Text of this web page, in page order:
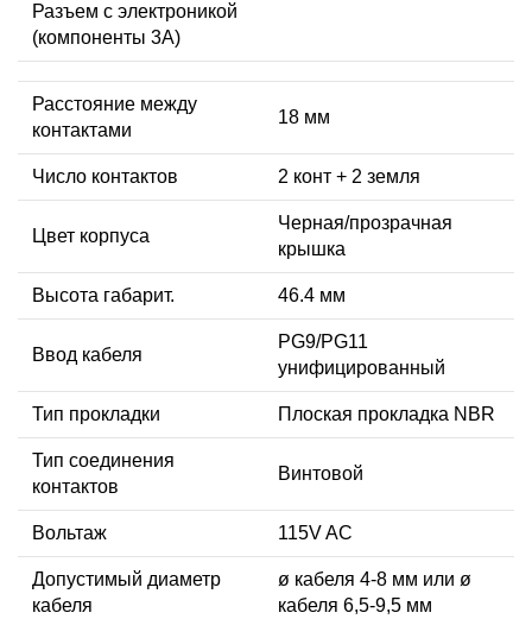
Разъем с электроникой
(компоненты 3A)
Расстояние между
контактами
18 мм
Число контактов 2 конт + 2 земля
Цвет корпуса
Черная/прозрачная
крышка
Высота габарит. 46.4 мм
Ввод кабеля
PG9/PG11
унифицированный
Тип прокладки Плоская прокладка NBR
Тип соединения
контактов
Винтовой
Вольтаж 115V AC
Допустимый диаметр
кабеля
ø кабеля 4-8 мм или ø
кабеля 6,5-9,5 мм